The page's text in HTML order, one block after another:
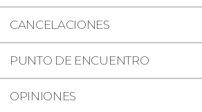
CANCELACIONES
PUNTO DE ENCUENTRO
OPINIONES